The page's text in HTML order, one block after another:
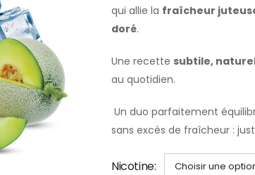
qui allie la fraîcheur
doré.
Une recette subtile,
au quotidien.
Un duo parfaitement
sans excès de fraîcheur :
Nicotine